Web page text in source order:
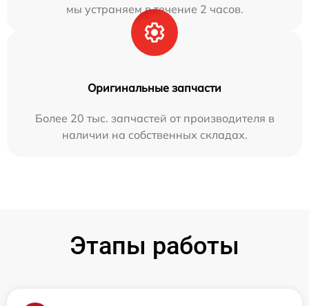
мы устраняем в течение 2 часов.
Оригинальные запчасти
Более 20 тыс. запчастей от производителя в
наличии на собственных складах.
Этапы работы